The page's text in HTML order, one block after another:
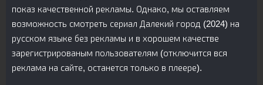
показ качественной рекламы. Однако, мы оставляем
возможность смотреть сериал Далекий город (2024) на
русском языке без рекламы и в хорошем качестве
зарегистрированым пользователям (отключится вся
реклама на сайте, останется только в плеере).